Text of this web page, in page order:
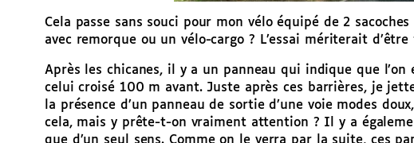
Cela passe sans souci pour mon vélo équipé de 2
avec remorque ou un vélo-cargo ? L’essai mériterait
Après les chicanes, il y a un panneau qui indique que
celui croisé 100 m avant. Juste après ces barrières, je
la présence d’un panneau de sortie d’une voie modes
cela, mais y prête-t-on vraiment attention ? Il y a
que d’un seul sens. Comme on le verra par la suite, ces